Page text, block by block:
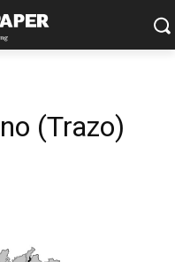
(Trazo)